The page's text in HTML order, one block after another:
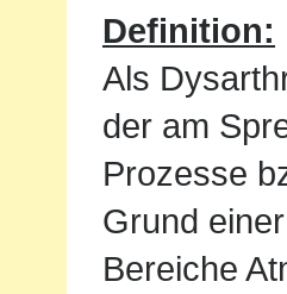
Definition:
Als
der am
Prozesse
Grund
Bereiche